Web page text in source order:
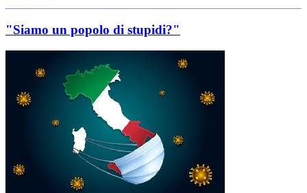
"Siamo un popolo di stupidi?"